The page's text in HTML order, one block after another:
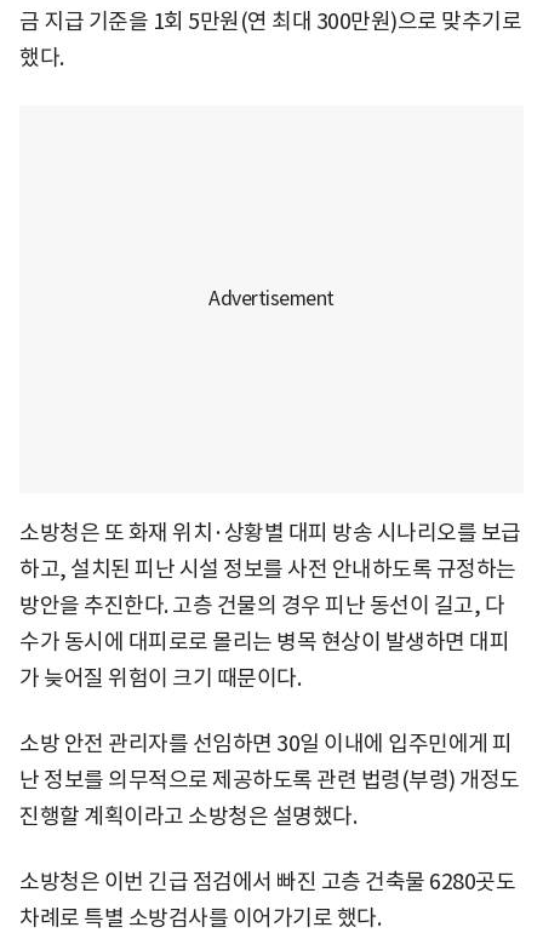
금 지급 기준을 1회 5만원(연 최대 300만원)으로 맞추기로
했다.
소방청은 또 화재 위치·상황별 대피 방송 시나리오를 보급
하고, 설치된 피난 시설 정보를 사전 안내하도록 규정하는
방안을 추진한다. 고층 건물의 경우 피난 동선이 길고, 다
수가 동시에 대피로로 몰리는 병목 현상이 발생하면 대피
가 늦어질 위험이 크기 때문이다.
소방 안전 관리자를 선임하면 30일 이내에 입주민에게 피
난 정보를 의무적으로 제공하도록 관련 법령(부령) 개정도
진행할 계획이라고 소방청은 설명했다.
소방청은 이번 긴급 점검에서 빠진 고층 건축물 6280곳도
차례로 특별 소방검사를 이어가기로 했다.